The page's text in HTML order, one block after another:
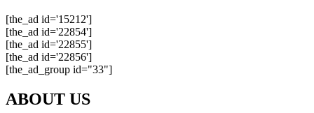
[the_ad id='15212']
[the_ad id='22854']
[the_ad id='22855']
[the_ad id='22856']
[the_ad_group id="33"]
ABOUT US